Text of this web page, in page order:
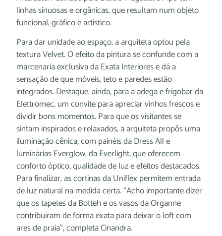
linhas sinuosas e orgânicas, que resultam num objeto
funcional, gráfico e artístico.
Para dar unidade ao espaço, a arquiteta optou pela
textura Velvet. O efeito da pintura se confunde com a
marcenaria exclusiva da Exata Interiores e dá a
sensação de que móveis, teto e paredes estão
integrados. Destaque, ainda, para a adega e frigobar da
Elettromec, um convite para apreciar vinhos frescos e
dividir bons momentos. Para que os visitantes se
sintam inspirados e relaxados, a arquiteta propôs uma
iluminação cênica, com painéis da Dress All e
luminárias Everglow, da Everlight, que oferecem
conforto óptico, qualidade de luz e efeitos destacados.
Para finalizar, as cortinas da Uniflex permitem entrada
de luz natural na medida certa. “Acho importante dizer
que os tapetes da Botteh e os vasos da Organne
contribuíram de forma exata para deixar o loft com
ares de praia”, completa Cinandra.